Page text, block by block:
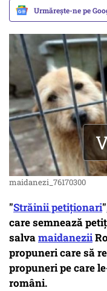
Urmărește-ne pe
maidanezi_76170300
"Străinii petiționari
care semnează
salvamaidanezii
propuneri care să
propuneri pe care
români.